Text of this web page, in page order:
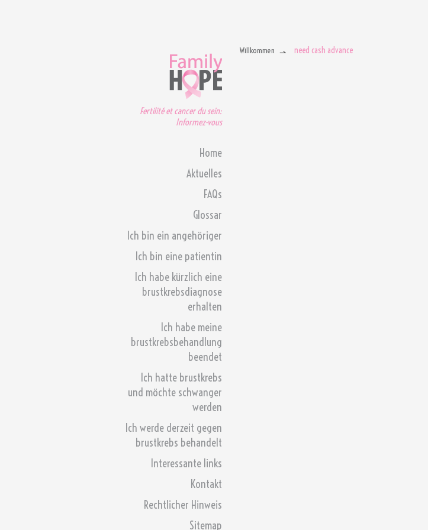
Fertilité et cancer du sein:
Informez-vous
Home
Aktuelles
FAQs
Glossar
Ich bin ein angehöriger
Ich bin eine patientin
Ich habe kürzlich eine
brustkrebsdiagnose
erhalten
Ich habe meine
brustkrebsbehandlung
beendet
Ich hatte brustkrebs
und möchte schwanger
werden
Ich werde derzeit gegen
brustkrebs behandelt
Interessante links
Kontakt
Rechtlicher Hinweis
Sitemap
Willkommen need cash advance